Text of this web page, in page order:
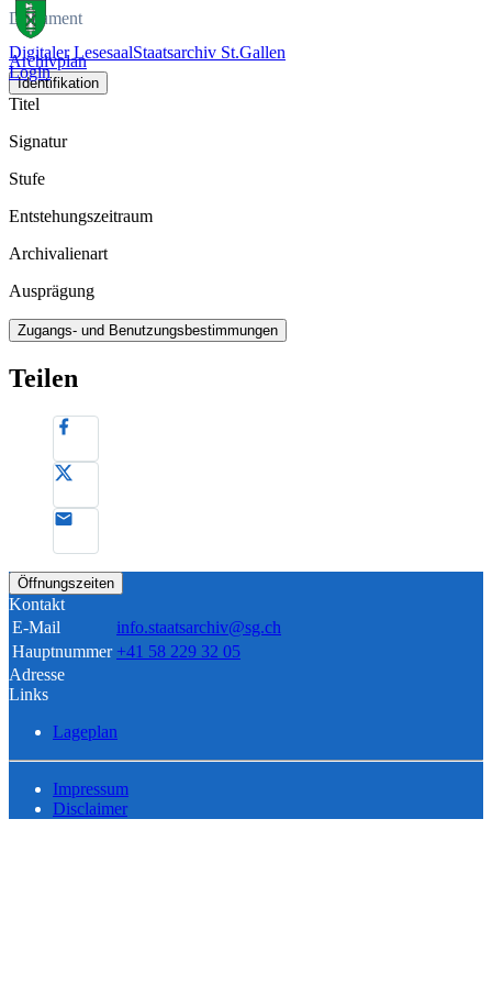
Digitaler LesesaalStaatsarchiv St.Gallen
Login
Dokument
Archivplan
Identifikation
Titel
Signatur
Stufe
Entstehungszeitraum
Archivalienart
Ausprägung
Zugangs- und Benutzungsbestimmungen
Teilen
Öffnungszeiten
Kontakt
E-Mail
info.staatsarchiv@sg.ch
Hauptnummer +41 58 229 32 05
Adresse
Links
Lageplan
Impressum
Disclaimer